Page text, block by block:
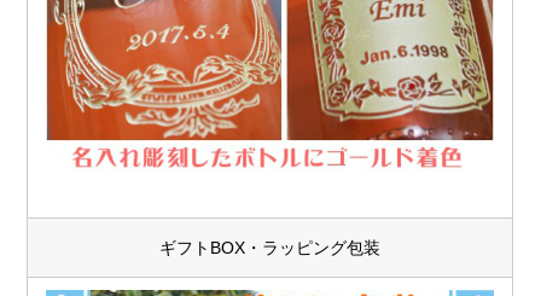
ギフトBOX・ラッピング包装